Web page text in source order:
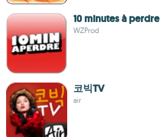
10 minutes à perdre
WZProd
코빅TV
air